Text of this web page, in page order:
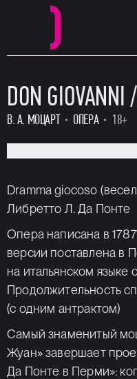
Пермский
DON
В. А. МОЦАРТ ОПЕРА 18+
Dramma giocoso
Либретто Л. Да Понте
Опера написана в
версии поставлена в
на итальянском языке
Продолжительность
(с одним антрактом)
Самый знаменитый
Жуан» завершает
Да Понте в Перми»: